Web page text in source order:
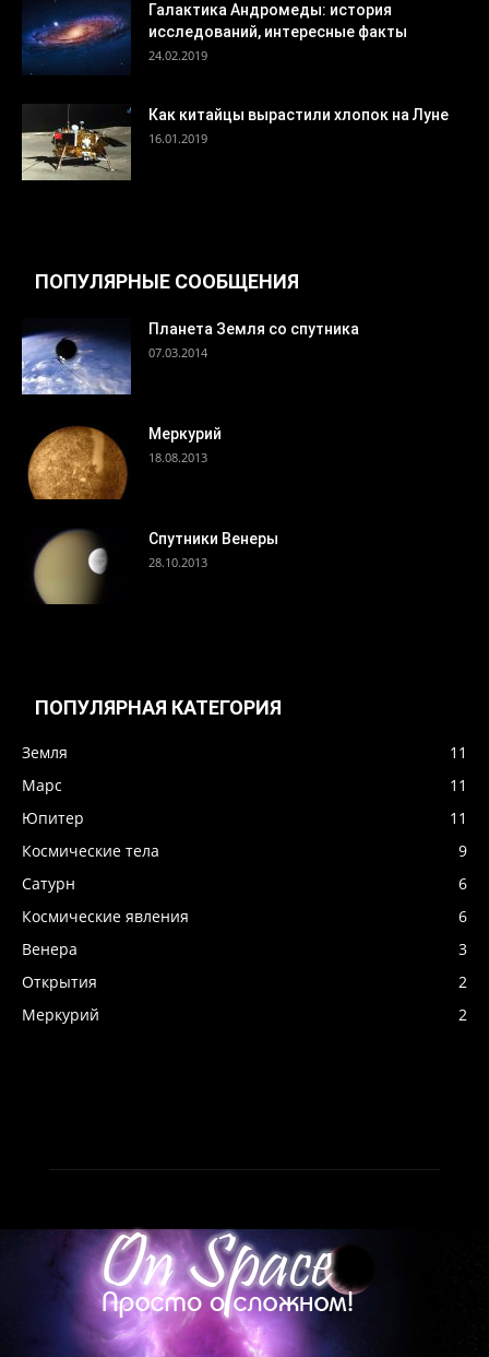
Галактика Андромеды: история
исследований, интересные факты
24.02.2019
Как китайцы вырастили хлопок на Луне
16.01.2019
ПОПУЛЯРНЫЕ СООБЩЕНИЯ
Планета Земля со спутника
07.03.2014
Меркурий
18.08.2013
Спутники Венеры
28.10.2013
ПОПУЛЯРНАЯ КАТЕГОРИЯ
Земля
11
Марс
11
Юпитер
11
Космические тела
9
Сатурн
6
Космические явления
6
Венера
3
Открытия
2
Меркурий
2